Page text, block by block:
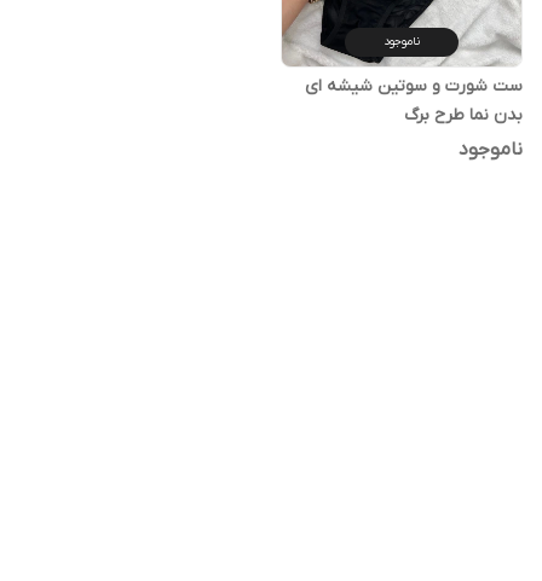
ناموجود
ست شورت و سوتین شیشه ای
بدن نما طرح برگ
ناموجود